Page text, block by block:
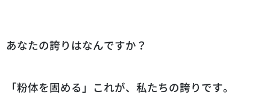
あなたの誇りはなんですか？
「粉体を固める」これが、私たちの誇りです。